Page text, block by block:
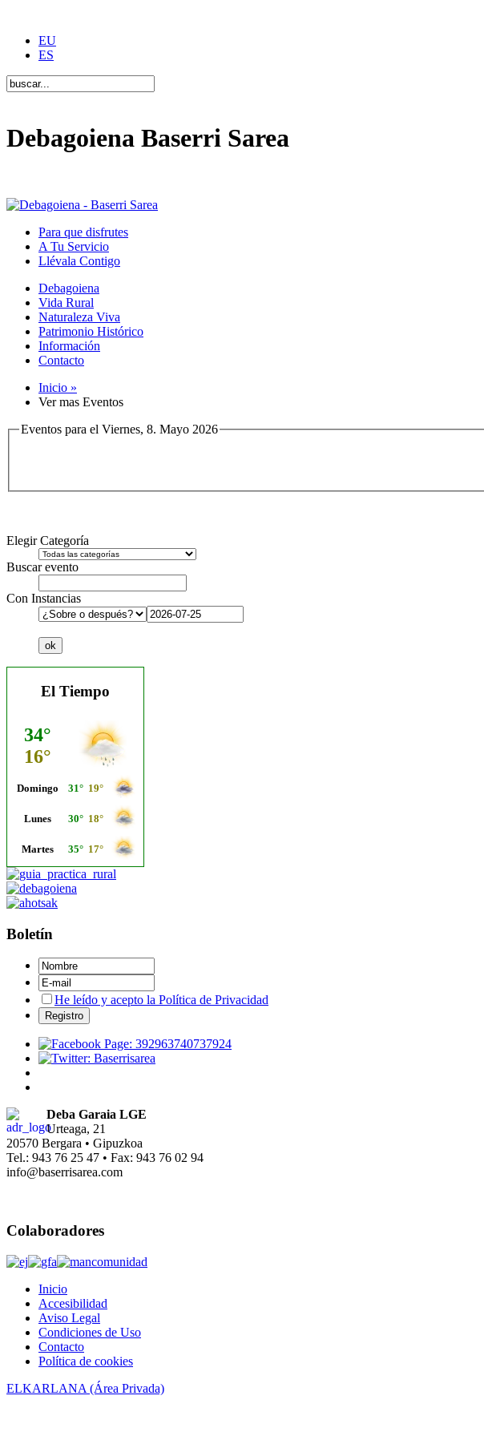
EU
ES
Debagoiena Baserri Sarea
Para que disfrutes
A Tu Servicio
Llévala Contigo
Debagoiena
Vida Rural
Naturaleza Viva
Patrimonio Histórico
Información
Contacto
Inicio »
Ver mas Eventos
Eventos para el Viernes, 8. Mayo 2026
Elegir Categoría
Buscar evento
Con Instancias
El Tiempo
Boletín
He leído y acepto la Política de Privacidad
Deba Garaia LGE
Urteaga, 21
20570 Bergara • Gipuzkoa
Tel.: 943 76 25 47 • Fax: 943 76 02 94
info@baserrisarea.com
Colaboradores
Inicio
Accesibilidad
Aviso Legal
Condiciones de Uso
Contacto
Política de cookies
ELKARLANA (Área Privada)